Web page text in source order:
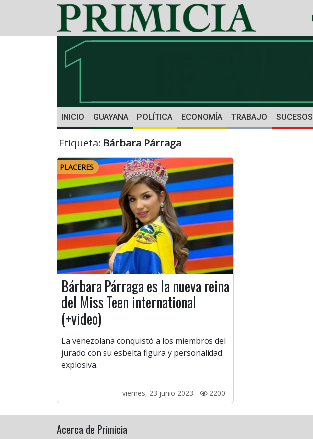
INICIO GUAYANA POLÍTICA ECONOMÍA TRABAJO SUCESOS
Etiqueta: Bárbara Párraga
PLACERES
Bárbara Párraga es la nueva reina
del Miss Teen international
(+video)
La venezolana conquistó a los miembros del
jurado con su esbelta figura y personalidad
explosiva.
viernes, 23 junio 2023 - 2200
Acerca de Primicia